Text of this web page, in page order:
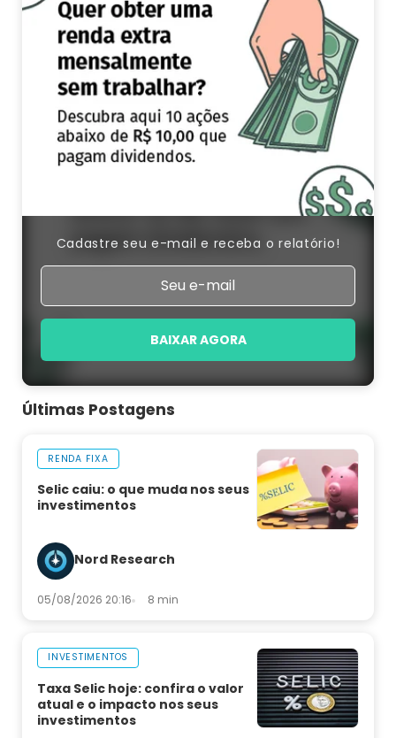
Cadastre seu e-mail e receba o relatório!
BAIXAR AGORA
Últimas Postagens
RENDA FIXA
Selic caiu: o que muda nos seus
investimentos
Nord Research
05/08/2026 20:16 8 min
INVESTIMENTOS
Taxa Selic hoje: confira o valor
atual e o impacto nos seus
investimentos